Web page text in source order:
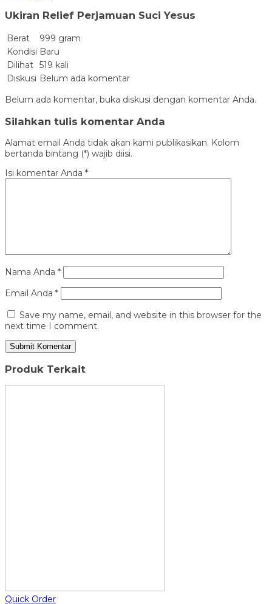
Ukiran Relief Perjamuan Suci Yesus
Berat
999 gram
Kondisi Baru
Dilihat 519 kali
Diskusi Belum ada komentar
Belum ada komentar, buka diskusi dengan komentar Anda.
Silahkan tulis komentar Anda
Alamat email Anda tidak akan kami publikasikan. Kolom
bertanda bintang (*) wajib diisi.
Isi komentar Anda *
Nama Anda *
Email Anda *
Save my name, email, and website in this browser for the
next time I comment.
Produk Terkait
Quick Order